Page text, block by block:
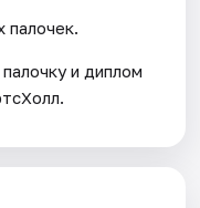
палочек.
и диплом